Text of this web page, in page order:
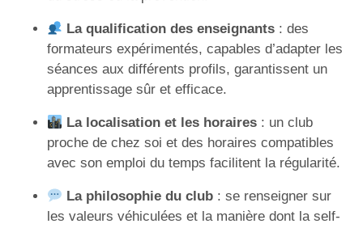
La qualification des enseignants : des
formateurs expérimentés, capables d’adapter les
séances aux différents profils, garantissent un
apprentissage sûr et efficace.
La localisation et les horaires : un club
proche de chez soi et des horaires compatibles
avec son emploi du temps facilitent la régularité.
La philosophie du club : se renseigner sur
les valeurs véhiculées et la manière dont la self-